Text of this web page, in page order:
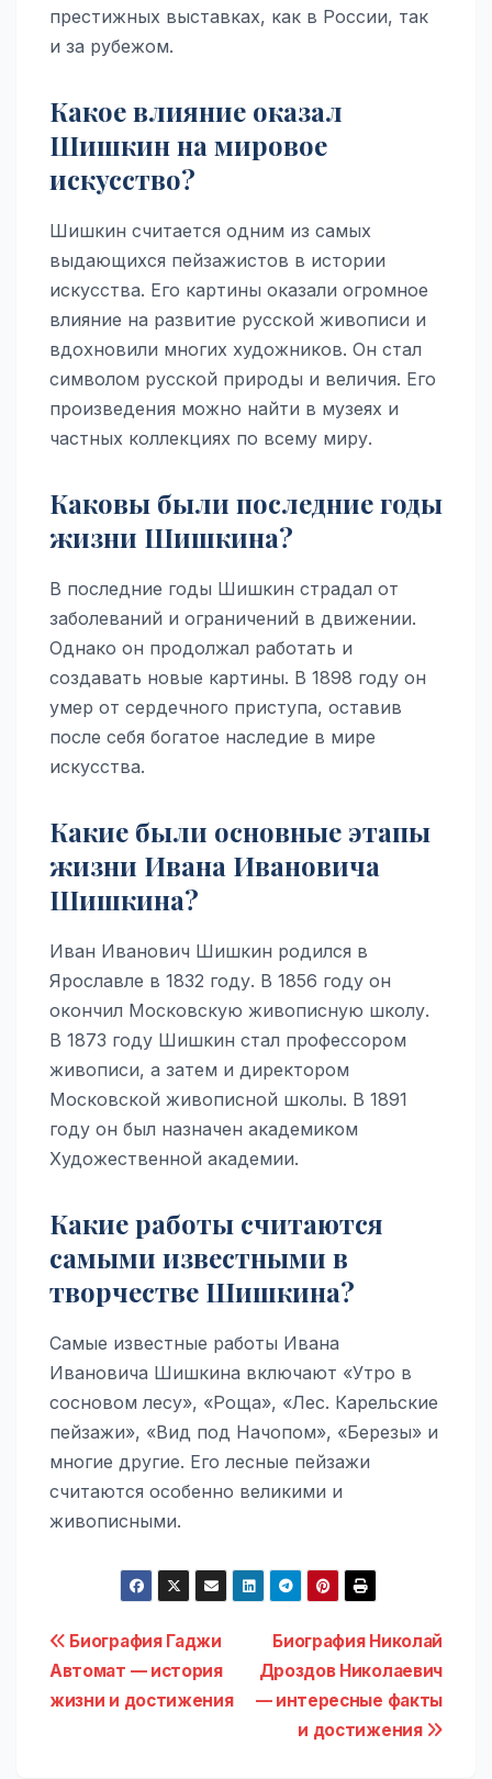
престижных выставках, как в России, так
и за рубежом.
Какое влияние оказал
Шишкин на мировое
искусство?
Шишкин считается одним из самых
выдающихся пейзажистов в истории
искусства. Его картины оказали огромное
влияние на развитие русской живописи и
вдохновили многих художников. Он стал
символом русской природы и величия. Его
произведения можно найти в музеях и
частных коллекциях по всему миру.
Каковы были последние годы
жизни Шишкина?
В последние годы Шишкин страдал от
заболеваний и ограничений в движении.
Однако он продолжал работать и
создавать новые картины. В 1898 году он
умер от сердечного приступа, оставив
после себя богатое наследие в мире
искусства.
Какие были основные этапы
жизни Ивана Ивановича
Шишкина?
Иван Иванович Шишкин родился в
Ярославле в 1832 году. В 1856 году он
окончил Московскую живописную школу.
В 1873 году Шишкин стал профессором
живописи, а затем и директором
Московской живописной школы. В 1891
году он был назначен академиком
Художественной академии.
Какие работы считаются
самыми известными в
творчестве Шишкина?
Самые известные работы Ивана
Ивановича Шишкина включают «Утро в
сосновом лесу», «Роща», «Лес. Карельские
пейзажи», «Вид под Начопом», «Березы» и
многие другие. Его лесные пейзажи
считаются особенно великими и
живописными.
Навигация
по
Биография Николай
Дроздов Николаевич
— интересные факты
и достижения
Биография Гаджи
Автомат — история
жизни и достижения